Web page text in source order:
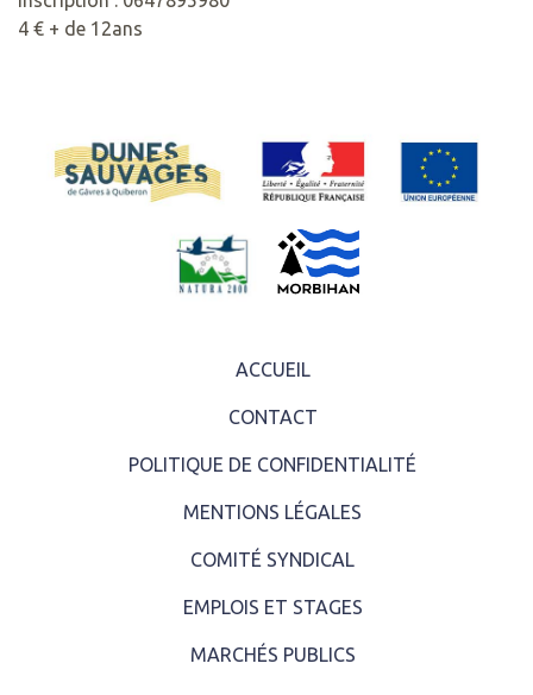
4 € + de 12ans
ACCUEIL
CONTACT
POLITIQUE DE CONFIDENTIALITÉ
MENTIONS LÉGALES
COMITÉ SYNDICAL
EMPLOIS ET STAGES
MARCHÉS PUBLICS